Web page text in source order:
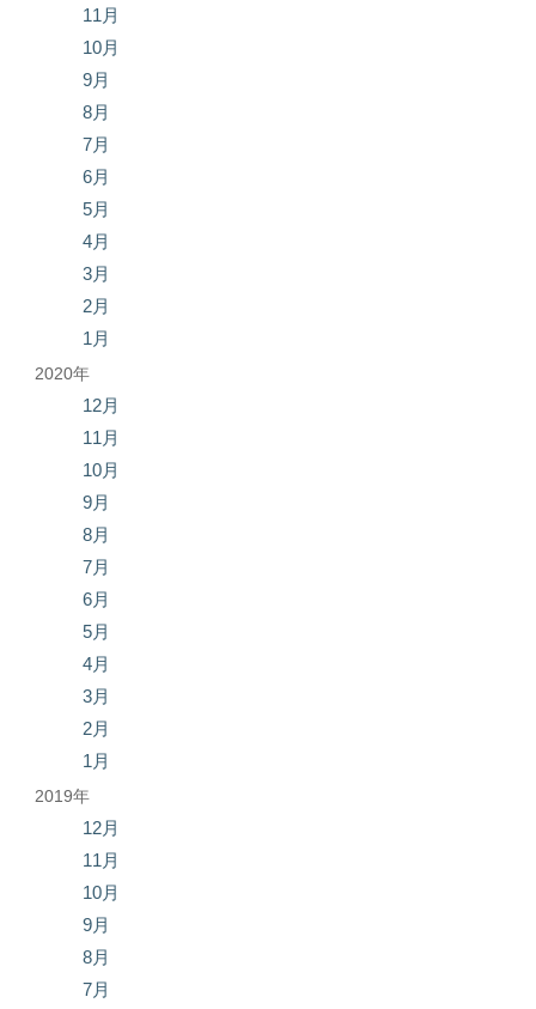
11月
10月
9月
8月
7月
6月
5月
4月
3月
2月
1月
2020年
12月
11月
10月
9月
8月
7月
6月
5月
4月
3月
2月
1月
2019年
12月
11月
10月
9月
8月
7月